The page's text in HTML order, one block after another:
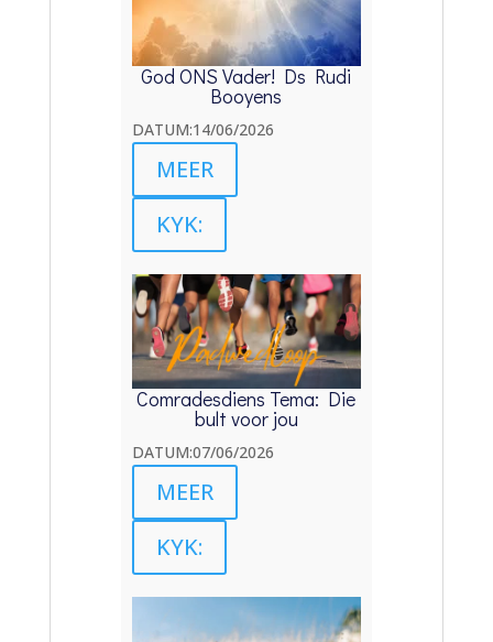
God ONS Vader! Ds Rudi
Booyens
DATUM:14/06/2026
MEER
KYK:
Comradesdiens Tema: Die
bult voor jou
DATUM:07/06/2026
MEER
KYK: